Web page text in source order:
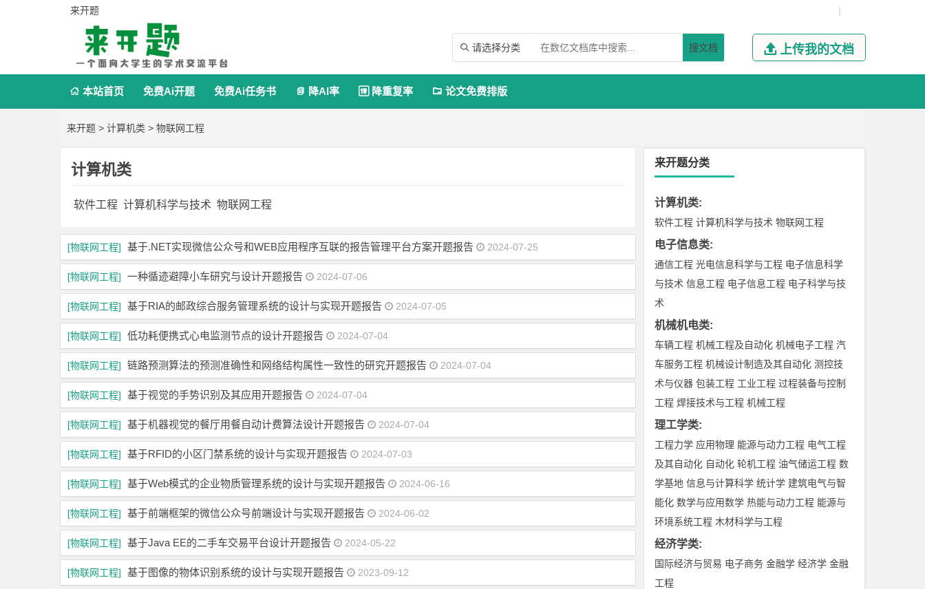
来开题 |
 请选择分类 搜文档  上传我的文档
 本站首页 免费Ai开题 免费Ai任务书  降AI率  降重复率  论文免费排版
来开题 > 计算机类 > 物联网工程
计算机类
软件工程 计算机科学与技术 物联网工程
[物联网工程] 基于.NET实现微信公众号和WEB应用程序互联的报告管理平台方案开题报告 2024-07-25
[物联网工程] 一种循迹避障小车研究与设计开题报告 2024-07-06
[物联网工程] 基于RIA的邮政综合服务管理系统的设计与实现开题报告 2024-07-05
[物联网工程] 低功耗便携式心电监测节点的设计开题报告 2024-07-04
[物联网工程] 链路预测算法的预测准确性和网络结构属性一致性的研究开题报告 2024-07-04
[物联网工程] 基于视觉的手势识别及其应用开题报告 2024-07-04
[物联网工程] 基于机器视觉的餐厅用餐自动计费算法设计开题报告 2024-07-04
[物联网工程] 基于RFID的小区门禁系统的设计与实现开题报告 2024-07-03
[物联网工程] 基于Web模式的企业物质管理系统的设计与实现开题报告 2024-06-16
[物联网工程] 基于前端框架的微信公众号前端设计与实现开题报告 2024-06-02
[物联网工程] 基于Java EE的二手车交易平台设计开题报告 2024-05-22
[物联网工程] 基于图像的物体识别系统的设计与实现开题报告 2023-09-12
来开题分类
计算机类:
软件工程 计算机科学与技术 物联网工程
电子信息类:
通信工程 光电信息科学与工程 电子信息科学
与技术 信息工程 电子信息工程 电子科学与技
术
机械机电类:
车辆工程 机械工程及自动化 机械电子工程 汽
车服务工程 机械设计制造及其自动化 测控技
术与仪器 包装工程 工业工程 过程装备与控制
工程 焊接技术与工程 机械工程
理工学类:
工程力学 应用物理 能源与动力工程 电气工程
及其自动化 自动化 轮机工程 油气储运工程 数
学基地 信息与计算科学 统计学 建筑电气与智
能化 数学与应用数学 热能与动力工程 能源与
环境系统工程 木材科学与工程
经济学类:
国际经济与贸易 电子商务 金融学 经济学 金融
工程